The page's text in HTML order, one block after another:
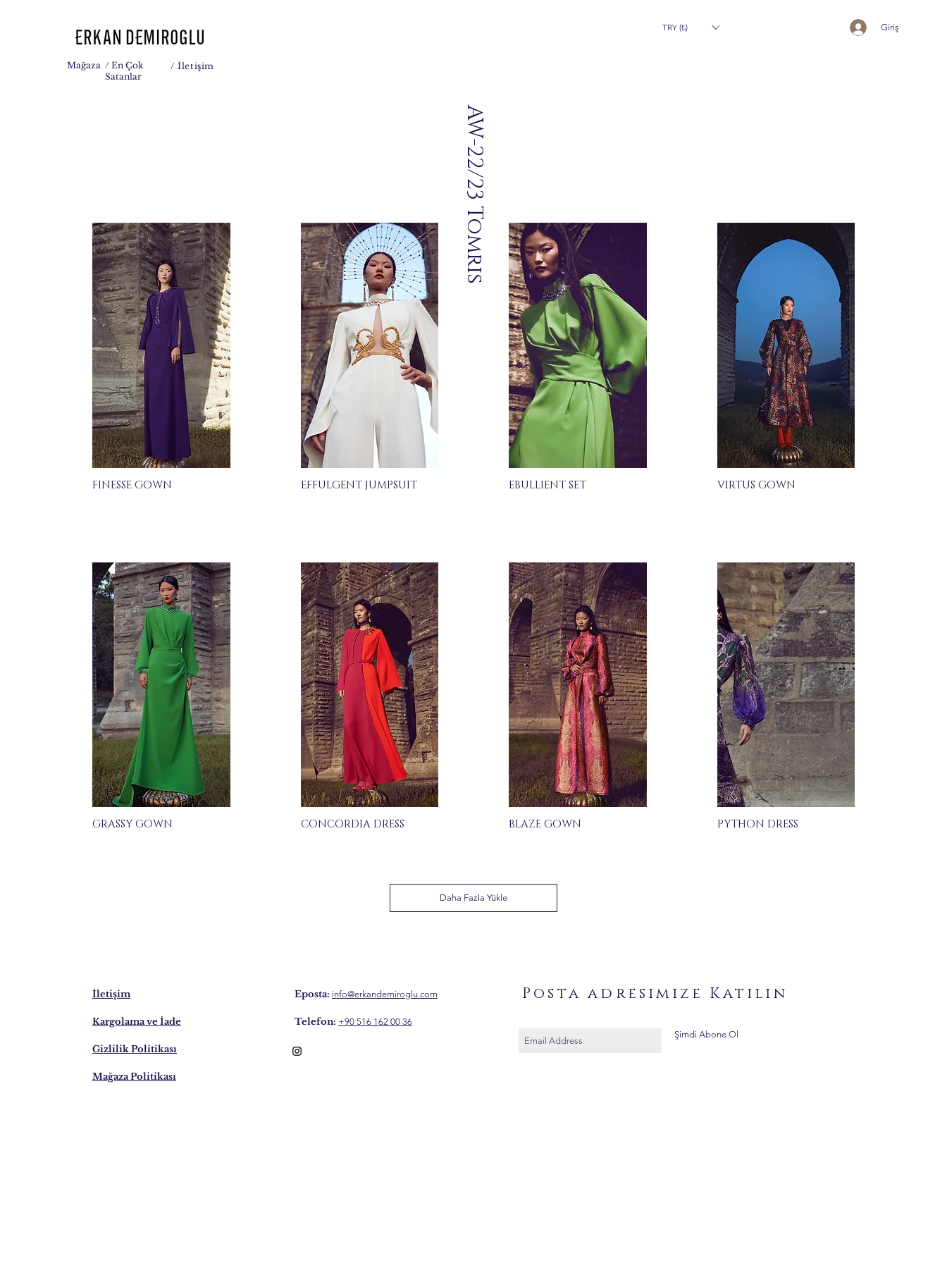
Mağaza / En Çok
Satanlar
/ İletişim
TRY (₺) Giriş
AW-22/23 Tomris
FINESSE GOWN EFFULGENT JUMPSUIT EBULLIENT SET VIRTUS GOWN
GRASSY GOWN CONCORDIA DRESS BLAZE GOWN PYTHON DRESS
Daha Fazla Yükle
İletişim
Kargolama ve İade
Gizlilik Politikası
Mağaza Politikası
Eposta: info@erkandemiroglu.com
Telefon: +90 516 162 00 36
Posta adresimize Katılın
Şimdi Abone Ol